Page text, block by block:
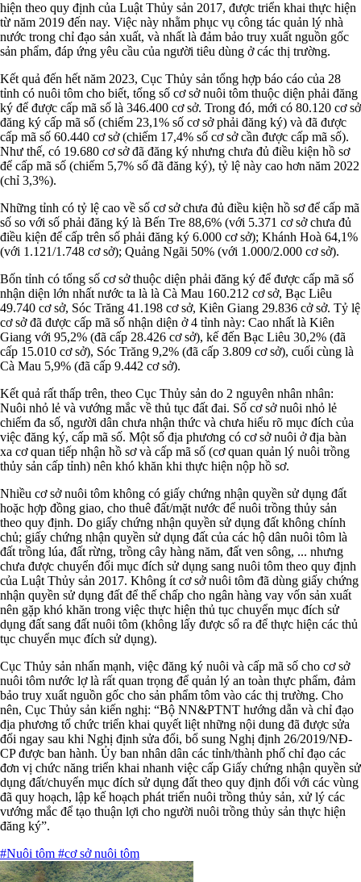
hiện theo quy định của Luật Thủy sản 2017, được triển khai thực hiện
từ năm 2019 đến nay. Việc này nhằm phục vụ công tác quản lý nhà
nước trong chỉ đạo sản xuất, và nhất là đảm bảo truy xuất nguồn gốc
sản phẩm, đáp ứng yêu cầu của người tiêu dùng ở các thị trường.
Kết quả đến hết năm 2023, Cục Thủy sản tổng hợp báo cáo của 28
tỉnh có nuôi tôm cho biết, tổng số cơ sở nuôi tôm thuộc diện phải đăng
ký để được cấp mã số là 346.400 cơ sở. Trong đó, mới có 80.120 cơ sở
đăng ký cấp mã số (chiếm 23,1% số cơ sở phải đăng ký) và đã được
cấp mã số 60.440 cơ sở (chiếm 17,4% số cơ sở cần được cấp mã số).
Như thế, có 19.680 cơ sở đã đăng ký nhưng chưa đủ điều kiện hồ sơ
để cấp mã số (chiếm 5,7% số đã đăng ký), tỷ lệ này cao hơn năm 2022
(chỉ 3,3%).
Những tỉnh có tỷ lệ cao về số cơ sở chưa đủ điều kiện hồ sơ để cấp mã
số so với số phải đăng ký là Bến Tre 88,6% (với 5.371 cơ sở chưa đủ
điều kiện để cấp trên số phải đăng ký 6.000 cơ sở); Khánh Hoà 64,1%
(với 1.121/1.748 cơ sở); Quảng Ngãi 50% (với 1.000/2.000 cơ sở).
Bốn tỉnh có tổng số cơ sở thuộc diện phải đăng ký để được cấp mã số
nhận diện lớn nhất nước ta là là Cà Mau 160.212 cơ sở, Bạc Liêu
49.740 cơ sở, Sóc Trăng 41.198 cơ sở, Kiên Giang 29.836 cở sở. Tỷ lệ
cơ sở đã được cấp mã số nhận diện ở 4 tỉnh này: Cao nhất là Kiên
Giang với 95,2% (đã cấp 28.426 cơ sở), kế đến Bạc Liêu 30,2% (đã
cấp 15.010 cơ sở), Sóc Trăng 9,2% (đã cấp 3.809 cơ sở), cuối cùng là
Cà Mau 5,9% (đã cấp 9.442 cơ sở).
Kết quả rất thấp trên, theo Cục Thủy sản do 2 nguyên nhân nhân:
Nuôi nhỏ lẻ và vướng mắc về thủ tục đất đai. Số cơ sở nuôi nhỏ lẻ
chiếm đa số, người dân chưa nhận thức và chưa hiểu rõ mục đích của
việc đăng ký, cấp mã số. Một số địa phương có cơ sở nuôi ở địa bàn
xa cơ quan tiếp nhận hồ sơ và cấp mã số (cơ quan quản lý nuôi trồng
thủy sản cấp tỉnh) nên khó khăn khi thực hiện nộp hồ sơ.
Nhiều cơ sở nuôi tôm không có giấy chứng nhận quyền sử dụng đất
hoặc hợp đồng giao, cho thuê đất/mặt nước để nuôi trồng thủy sản
theo quy định. Do giấy chứng nhận quyền sử dụng đất không chính
chủ; giấy chứng nhận quyền sử dụng đất của các hộ dân nuôi tôm là
đất trồng lúa, đất rừng, trồng cây hàng năm, đất ven sông, ... nhưng
chưa được chuyển đổi mục đích sử dụng sang nuôi tôm theo quy định
của Luật Thủy sản 2017. Không ít cơ sở nuôi tôm đã dùng giấy chứng
nhận quyền sử dụng đất để thế chấp cho ngân hàng vay vốn sản xuất
nên gặp khó khăn trong việc thực hiện thủ tục chuyển mục đích sử
dụng đất sang đất nuôi tôm (không lấy được sổ ra để thực hiện các thủ
tục chuyển mục đích sử dụng).
Cục Thủy sản nhấn mạnh, việc đăng ký nuôi và cấp mã số cho cơ sở
nuôi tôm nước lợ là rất quan trọng để quản lý an toàn thực phẩm, đảm
bảo truy xuất nguồn gốc cho sản phẩm tôm vào các thị trường. Cho
nên, Cục Thủy sản kiến nghị: “Bộ NN&PTNT hướng dẫn và chỉ đạo
địa phương tổ chức triển khai quyết liệt những nội dung đã được sửa
đổi ngay sau khi Nghị định sửa đổi, bổ sung Nghị định 26/2019/NĐ-
CP được ban hành. Ủy ban nhân dân các tỉnh/thành phố chỉ đạo các
đơn vị chức năng triển khai nhanh việc cấp Giấy chứng nhận quyền sử
dụng đất/chuyển mục đích sử dụng đất theo quy định đối với các vùng
đã quy hoạch, lập kế hoạch phát triển nuôi trồng thủy sản, xử lý các
vướng mắc để tạo thuận lợi cho người nuôi trồng thủy sản thực hiện
đăng ký”.
#Nuôi tôm #cơ sở nuôi tôm